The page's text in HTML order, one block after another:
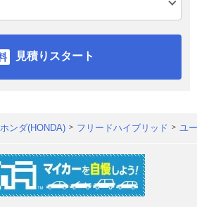
見積りスタート
ホンダ(HONDA) フリードハイブリッド ユ